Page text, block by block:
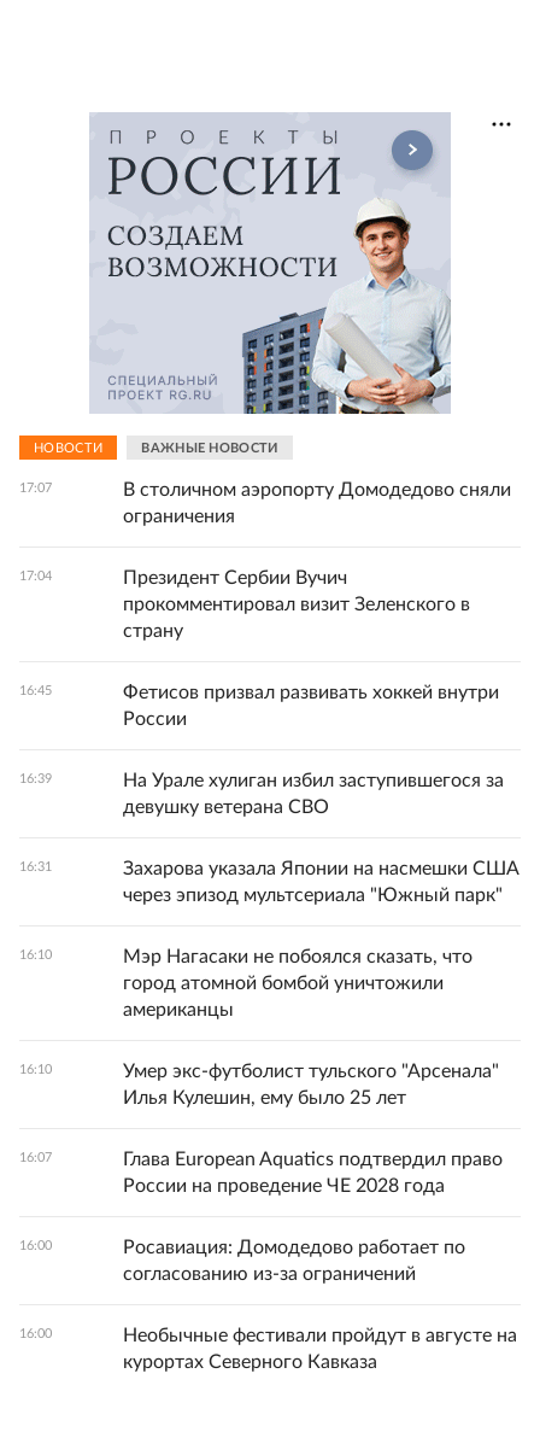
НОВОСТИ ВАЖНЫЕ НОВОСТИ
17:07
В столичном аэропорту Домодедово сняли
ограничения
17:04
Президент Сербии Вучич
прокомментировал визит Зеленского в
страну
16:45
Фетисов призвал развивать хоккей внутри
России
16:39
На Урале хулиган избил заступившегося за
девушку ветерана СВО
16:31
Захарова указала Японии на насмешки США
через эпизод мультсериала "Южный парк"
16:10
Мэр Нагасаки не побоялся сказать, что
город атомной бомбой уничтожили
американцы
16:10
Умер экс-футболист тульского "Арсенала"
Илья Кулешин, ему было 25 лет
16:07
Глава European Aquatics подтвердил право
России на проведение ЧЕ 2028 года
16:00
Росавиация: Домодедово работает по
согласованию из-за ограничений
16:00
Необычные фестивали пройдут в августе на
курортах Северного Кавказа